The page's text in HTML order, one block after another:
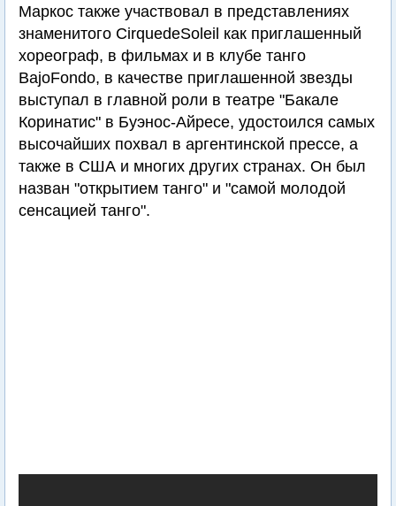
Маркос также участвовал в представлениях
знаменитого CirquedeSoleil как приглашенный
хореограф, в фильмах и в клубе танго
BajoFondo, в качестве приглашенной звезды
выступал в главной роли в театре "Бакале
Коринатис" в Буэнос-Айресе, удостоился самых
высочайших похвал в аргентинской прессе, а
также в США и многих других странах. Он был
назван "открытием танго" и "самой молодой
сенсацией танго".